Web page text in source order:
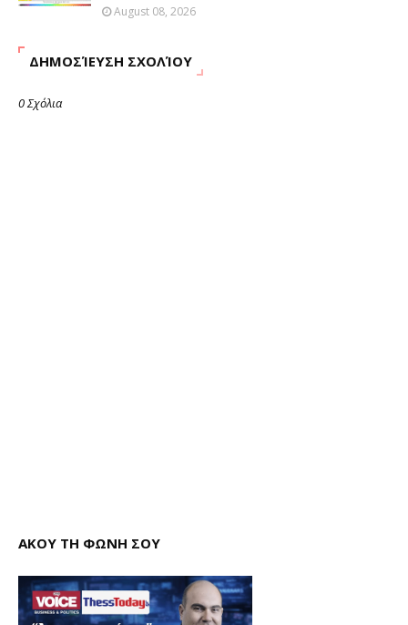
August 08, 2026
ΔΗΜΟΣΊΕΥΣΗ ΣΧΟΛΊΟΥ
0 Σχόλια
ΑΚΟΥ ΤΗ ΦΩΝΗ ΣΟΥ